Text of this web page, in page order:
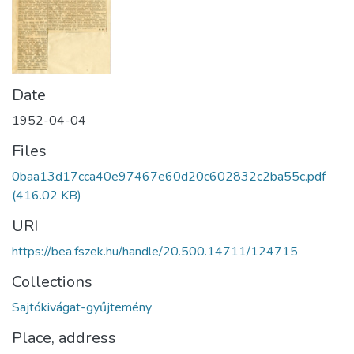
Date
1952-04-04
Files
0baa13d17cca40e97467e60d20c602832c2ba55c.pdf
(416.02 KB)
URI
https://bea.fszek.hu/handle/20.500.14711/124715
Collections
Sajtókivágat-gyűjtemény
Place, address